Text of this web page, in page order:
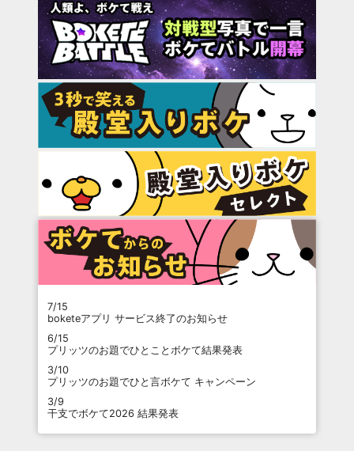
7/15
boketeアプリ サービス終了のお知らせ
6/15
プリッツのお題でひとことボケて結果発表
3/10
プリッツのお題でひと言ボケて キャンペーン
3/9
干支でボケて2026 結果発表